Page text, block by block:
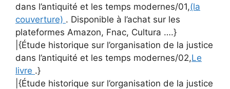
dans l’antiquité et les temps modernes/01,(la
couverture) . Disponible à l’achat sur les
plateformes Amazon, Fnac, Cultura ….}
|{Étude historique sur l’organisation de la justice
dans l’antiquité et les temps modernes/02,Le
livre .}
|{Étude historique sur l’organisation de la justice